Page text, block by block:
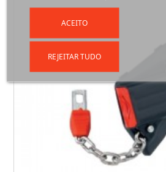
REJEITAR TUDO
ACEITO